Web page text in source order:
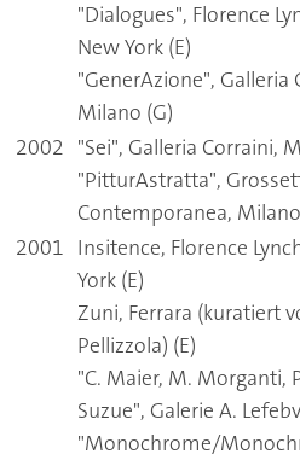
"Dialogues", Florence
New York (E)
"GenerAzione", Galleria
Milano (G)
2002 "Sei", Galleria Corraini,
"PitturAstratta",
Contemporanea,
2001 Insitence, Florence
York (E)
Zuni, Ferrara (kuratiert
Pellizzola) (E)
"C. Maier, M. Morganti,
Suzue", Galerie A.
"Monochrome/